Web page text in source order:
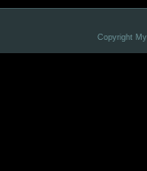
Copyright